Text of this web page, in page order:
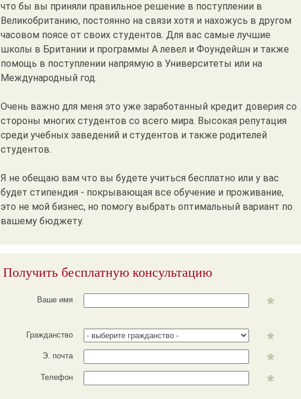
что бы вы приняли правильное решение в поступлении в
Великобританию, постоянно на связи хотя и нахожусь в другом
часовом поясе от своих студентов. Для вас самые лучшие
школы в Британии и программы А левел и Фоундейшн и также
помощь в поступлении напрямую в Университеты или на
Международный год.
Очень важно для меня это уже заработанный кредит доверия со
стороны многих студентов со всего мира. Высокая репутация
среди учебных заведений и студентов и также родителей
студентов.
Я не обещаю вам что вы будете учиться бесплатно или у вас
будет стипендия - покрывающая все обучение и проживание,
это не мой бизнес, но помогу выбрать оптимальный вариант по
вашему бюджету.
Получить бесплатную консультацию
Ваше имя
Гражданство
Э. почта
Телефон